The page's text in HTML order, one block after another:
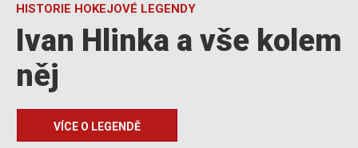
HISTORIE HOKEJOVÉ LEGENDY
Ivan Hlinka a vše kolem
něj
VÍCE O LEGENDĚ